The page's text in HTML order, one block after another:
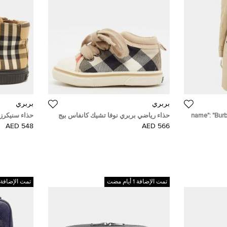
{"name":
بربري
حذاء رياضي بربري نوفا تشيك كانفاس بيج
برباط مقاس 37
566 AED
بربري
حذاء
بني بربري
548 AED
تمت الإضافة 1 أيام مضت تمت الإضافة 1 أيام مضت